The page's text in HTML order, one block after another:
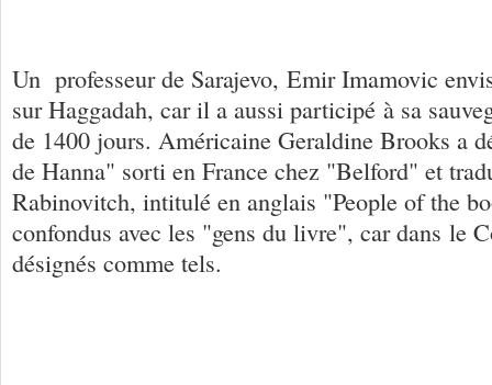
Un professeur de Sarajevo, Emir Imamovic
sur Haggadah, car il a aussi participé à sa
de 1400 jours. Américaine Geraldine Brooks a
de Hanna" sorti en France chez "Belford" et
Rabinovitch, intitulé en anglais "People of the
confondus avec les "gens du livre", car dans le
désignés comme tels.